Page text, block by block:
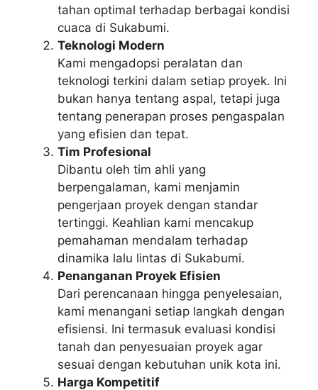
tahan optimal terhadap berbagai kondisi
cuaca di Sukabumi.
Teknologi Modern
Kami mengadopsi peralatan dan
teknologi terkini dalam setiap proyek. Ini
bukan hanya tentang aspal, tetapi juga
tentang penerapan proses pengaspalan
yang efisien dan tepat.
Tim Profesional
Dibantu oleh tim ahli yang
berpengalaman, kami menjamin
pengerjaan proyek dengan standar
tertinggi. Keahlian kami mencakup
pemahaman mendalam terhadap
dinamika lalu lintas di Sukabumi.
Penanganan Proyek Efisien
Dari perencanaan hingga penyelesaian,
kami menangani setiap langkah dengan
efisiensi. Ini termasuk evaluasi kondisi
tanah dan penyesuaian proyek agar
sesuai dengan kebutuhan unik kota ini.
Harga Kompetitif